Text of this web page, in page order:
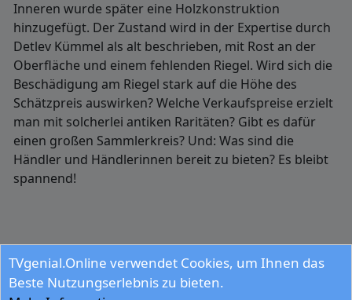
TVgenial.Online verwendet Cookies, um Ihnen das
Beste Nutzungserlebnis zu bieten.
Inneren wurde später eine Holzkonstruktion
hinzugefügt. Der Zustand wird in der Expertise durch
Detlev Kümmel als alt beschrieben, mit Rost an der
Oberfläche und einem fehlenden Riegel. Wird sich die
Beschädigung am Riegel stark auf die Höhe des
Schätzpreis auswirken? Welche Verkaufspreise erzielt
man mit solcherlei antiken Raritäten? Gibt es dafür
einen großen Sammlerkreis? Und: Was sind die
Händler und Händlerinnen bereit zu bieten? Es bleibt
spannend!
Programm?